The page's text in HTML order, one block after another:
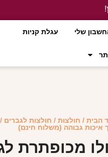
שלי עגלת קניות
הבית / חולצות / חולצות לגברים
איכות גבוהה (משלוח חינם)
מכופתרת